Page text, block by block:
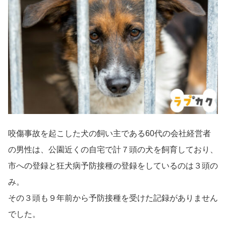
咬傷事故を起こした犬の飼い主である60代の会社経営者
の男性は、公園近くの自宅で計７頭の犬を飼育しており、
市への登録と狂犬病予防接種の登録をしているのは３頭の
み。
その３頭も９年前から予防接種を受けた記録がありません
でした。